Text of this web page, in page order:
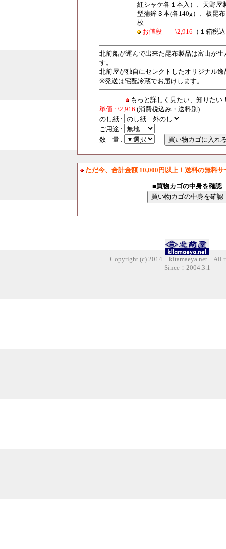
紅シャケ各１本入）、天野屋
型蒲鉾３本(各140g）、板昆
枚
お値段 \2,916 （１箱税
北前船が運んで出来た昆布製品は富山が生
す。
北前屋が独自にセレクトしたオリジナル逸
※発送は宅配冷蔵でお届けします。
もっと詳しく見たい、知りた
単価 : \2,916 (消費税込み・送料別)
のし紙 :
ご用途 :
数 量 :
ただ今、合計金額 10,000円以上！送料の無料
■買物カゴの中身を確認
Copyright (c) 2014 kitamaeya.net All
Since：2004.3.1